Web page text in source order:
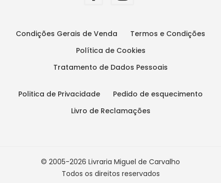
Condições Gerais de Venda
Termos e Condições
Política de Cookies
Tratamento de Dados Pessoais
Politica de Privacidade
Pedido de esquecimento
Livro de Reclamações
© 2005-2026 Livraria Miguel de Carvalho
Todos os direitos reservados